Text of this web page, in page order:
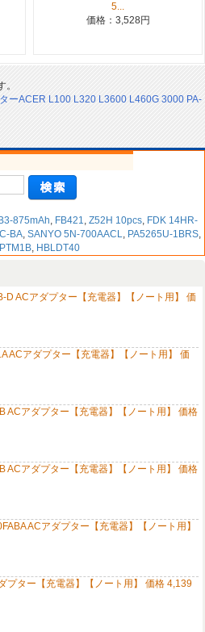
5...
価格：3,528円
ーACER L100 L320 L3600 L460G 3000 PA-
875mAh, FB421, Z52H 10pcs, FDK 14HR-
BA, SANYO 5N-700AACL, PA5265U-1BRS,
, HBLDT40
D ACアダプター【充電器】【ノート用】 価
ACアダプター【充電器】【ノート用】 価
ACアダプター【充電器】【ノート用】 価格
ACアダプター【充電器】【ノート用】 価格
ACアダプター【充電器】【ノート用】
プター【充電器】【ノート用】 価格 4,139